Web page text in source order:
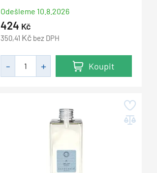
Odešleme 10.8.2026
424 Kč
350,41 Kč bez DPH
Koupit